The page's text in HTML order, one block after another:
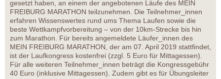
gesetzt haben, an einem der angebotenen Läufe des MEIN
FREIBURG MARATHON teilzunehmen. Die Teilnehmer_innen
erfahren Wissenswertes rund ums Thema Laufen sowie die
beste Wettkampfvorbereitung – von der 10km-Strecke bis hin
zum Marathon. Für bereits angemeldete Läufer_innen des
MEIN FREIBURG MARATHON, der am 07. April 2019 stattfindet,
ist der Laufkongress kostenfrei (zzgl. 5 Euro für Mittagessen).
Für alle weiteren Teilnehmer_innen beträgt die Kongressgebühr
40 Euro (inklusive Mittagessen). Zudem gibt es für Übungsleiter